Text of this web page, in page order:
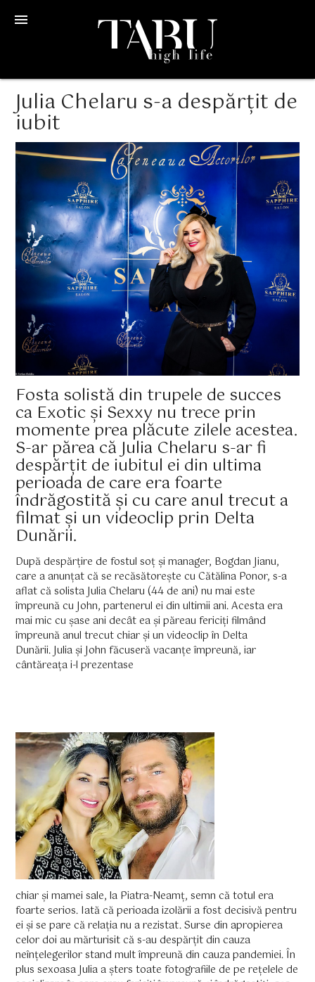
menu
Julia Chelaru s-a despărțit de
iubit
Fosta solistă din trupele de succes
ca Exotic și Sexxy nu trece prin
momente prea plăcute zilele acestea.
S-ar părea că Julia Chelaru s-ar fi
despărțit de iubitul ei din ultima
perioada de care era foarte
îndrăgostită și cu care anul trecut a
filmat și un videoclip prin Delta
Dunării.
După despărțire de fostul soț și manager, Bogdan Jianu,
care a anunțat că se recăsătorește cu Cătălina Ponor, s-a
aflat că solista Julia Chelaru (44 de ani) nu mai este
împreună cu John, partenerul ei din ultimii ani. Acesta era
mai mic cu șase ani decât ea și păreau fericiți filmând
împreună anul trecut chiar și un videoclip în Delta
Dunării. Julia și John făcuseră vacanțe împreună, iar
cântăreața i-l prezentase
chiar și mamei sale, la Piatra-Neamț, semn că totul era
foarte serios. Iată că perioada izolării a fost decisivă pentru
ei și se pare că relația nu a rezistat. Surse din apropierea
celor doi au mărturisit că s-au despărțit din cauza
neînțelegerilor stand mult împreună din cauza pandemiei. În
plus sexoasa Julia a șters toate fotografiile de pe rețelele de